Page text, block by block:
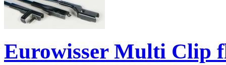
Eurowisser Multi Clip